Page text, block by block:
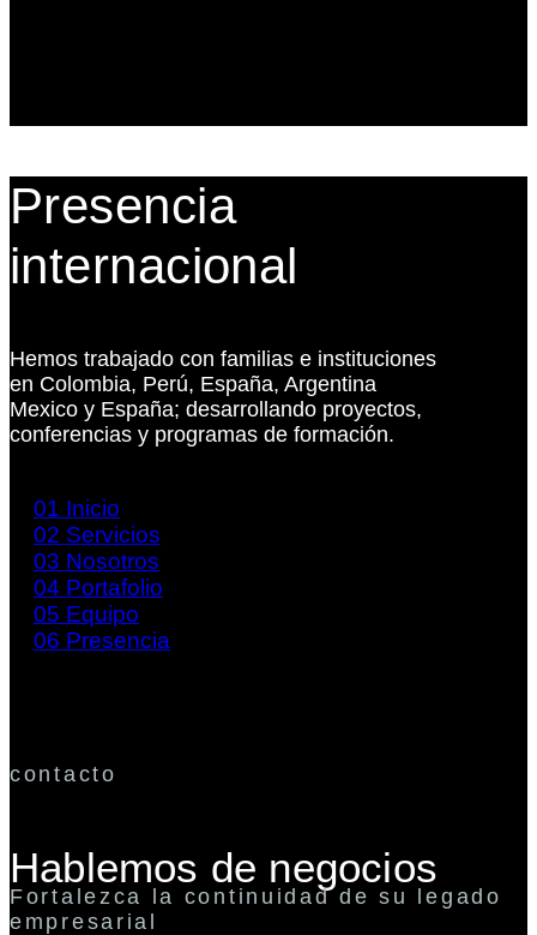
Presencia
internacional
Hemos trabajado con familias e instituciones
en Colombia, Perú, España, Argentina
Mexico y España; desarrollando proyectos,
conferencias y programas de formación.
01 Inicio
02 Servicios
03 Nosotros
04 Portafolio
05 Equipo
06 Presencia
contacto
Hablemos de negocios
Fortalezca la continuidad de su legado
empresarial